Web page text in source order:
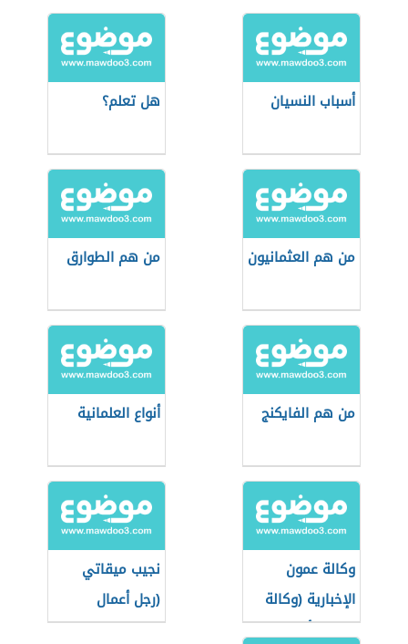
أسباب النسيان هل تعلم؟
من هم العثمانيون من هم الطوارق
من هم الفايكنج أنواع العلمانية
وكالة عمون
الإخبارية (وكالة
إخبارية أردنية
نجيب ميقاتي
(رجل أعمال
وسياسي لبناني)